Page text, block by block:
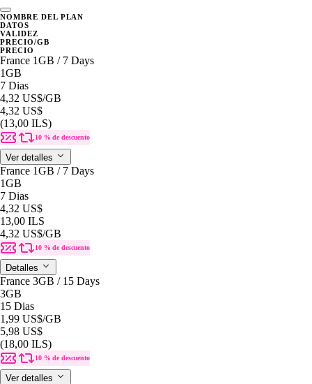
NOMBRE DEL PLAN
DATOS
VALIDEZ
PRECIO/GB
PRECIO
France 1GB / 7 Days
1GB
7 Dias
4,32 US$/GB
4,32 US$
(13,00 ILS)
10 % de descuento
Ver detalles
France 1GB / 7 Days
1GB
7 Dias
4,32 US$
13,00 ILS
4,32 US$/GB
10 % de descuento
Detalles
France 3GB / 15 Days
3GB
15 Dias
1,99 US$/GB
5,98 US$
(18,00 ILS)
10 % de descuento
Ver detalles